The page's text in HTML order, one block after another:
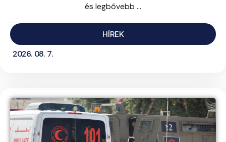
és legbővebb ...
HÍREK
2026. 08. 7.